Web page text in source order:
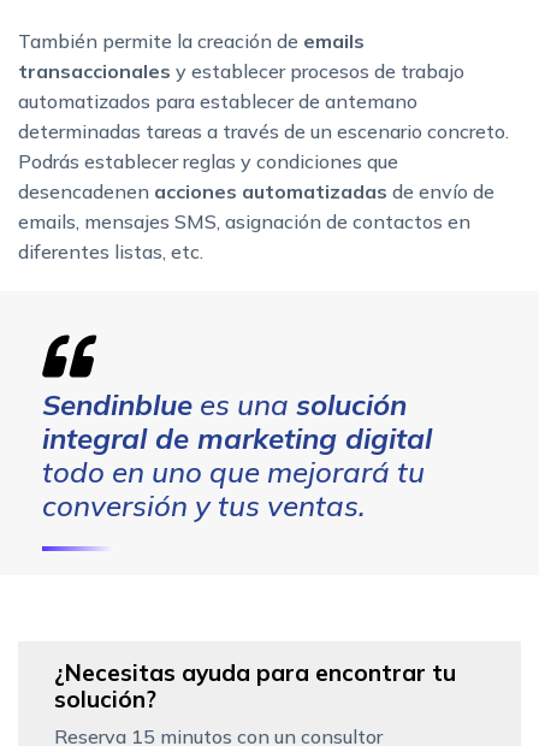
También permite la creación de emails
transaccionales y establecer procesos de trabajo
automatizados para establecer de antemano
determinadas tareas a través de un escenario concreto.
Podrás establecer reglas y condiciones que
desencadenen acciones automatizadas de envío de
emails, mensajes SMS, asignación de contactos en
diferentes listas, etc.
Sendinblue es una solución
integral de marketing digital
todo en uno que mejorará tu
conversión y tus ventas.
¿Necesitas ayuda para encontrar tu
solución?
Reserva 15 minutos con un consultor